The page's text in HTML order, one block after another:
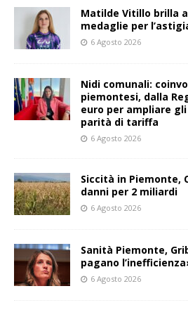
Matilde Vitillo brilla
medaglie per
6 Agosto 2026
Nidi comunali:
piemontesi, dalla
euro per ampliare
parità di tariffa
6 Agosto 2026
Siccità in Piemonte,
danni per 2 miliardi
6 Agosto 2026
Sanità Piemonte,
pagano
6 Agosto 2026